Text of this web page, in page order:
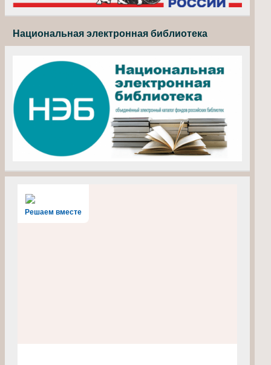
Национальная электронная библиотека
Решаем вместе